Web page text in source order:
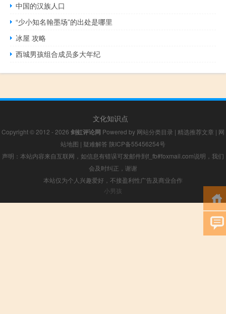
中国的汉族人口
“少小知名翰墨场”的出处是哪里
冰屋 攻略
西城男孩组合成员多大年纪
文化知识点
Copyright © 2012 - 2026 剑虹评论网 Powered by 网站分类目录 | 精选推荐文章 | 网
站地图 | 疑难解答 陕ICP备55456254号
声明：本站内容来自互联网，如信息有错误可发邮件到f_fb#foxmail.com说明，我们
会及时纠正，谢谢
本站仅为个人兴趣爱好，不接盈利性广告及商业合作
小男孩